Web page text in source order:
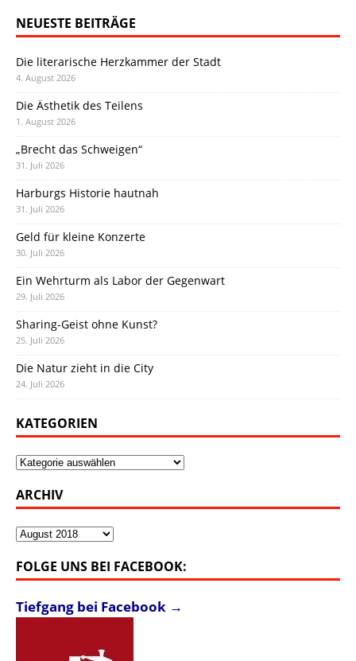
NEUESTE BEITRÄGE
Die literarische Herzkammer der Stadt
4. August 2026
Die Ästhetik des Teilens
1. August 2026
„Brecht das Schweigen“
31. Juli 2026
Harburgs Historie hautnah
31. Juli 2026
Geld für kleine Konzerte
30. Juli 2026
Ein Wehrturm als Labor der Gegenwart
29. Juli 2026
Sharing-Geist ohne Kunst?
25. Juli 2026
Die Natur zieht in die City
24. Juli 2026
KATEGORIEN
Kategorien
ARCHIV
Archiv
FOLGE UNS BEI FACEBOOK:
Tiefgang bei Facebook →